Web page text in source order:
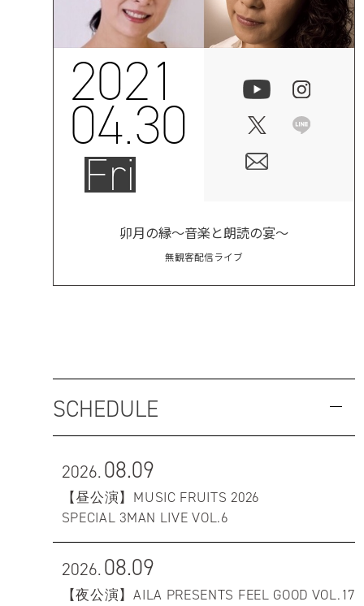
2021
04.30
Fri
卯月の縁～音楽と朗読の宴～
無観客配信ライブ
SCHEDULE
2026.08.09
【昼公演】MUSIC FRUITS 2026
SPECIAL 3MAN LIVE VOL.6
2026.08.09
【夜公演】AILA PRESENTS FEEL GOOD VOL.17